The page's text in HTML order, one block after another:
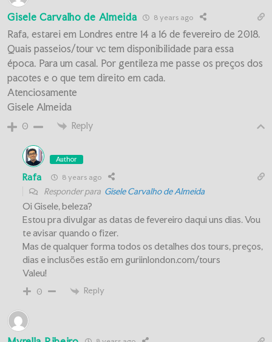
Gisele Carvalho de Almeida 8 years ago
Rafa, estarei em Londres entre 14 a 16 de fevereiro de 2018.
Quais passeios/tour vc tem disponibilidade para essa
época. Para um casal. Por gentileza me passe os preços dos
pacotes e o que tem direito em cada.
Atenciosamente
Gisele Almeida
0 Reply
Author
Rafa 8 years ago
Responder para Gisele Carvalho de Almeida
Oi Gisele, beleza?
Estou pra divulgar as datas de fevereiro daqui uns dias. Vou
te avisar quando o fizer.
Mas de qualquer forma todos os detalhes dos tours, preços,
dias e inclusões estão em guriinlondon.com/tours
Valeu!
0 Reply